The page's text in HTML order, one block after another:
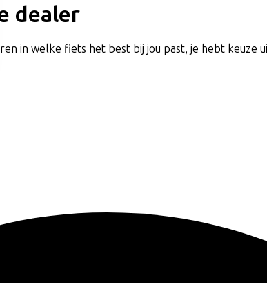
dealer
in welke fiets het best bij jou past, je hebt keuze